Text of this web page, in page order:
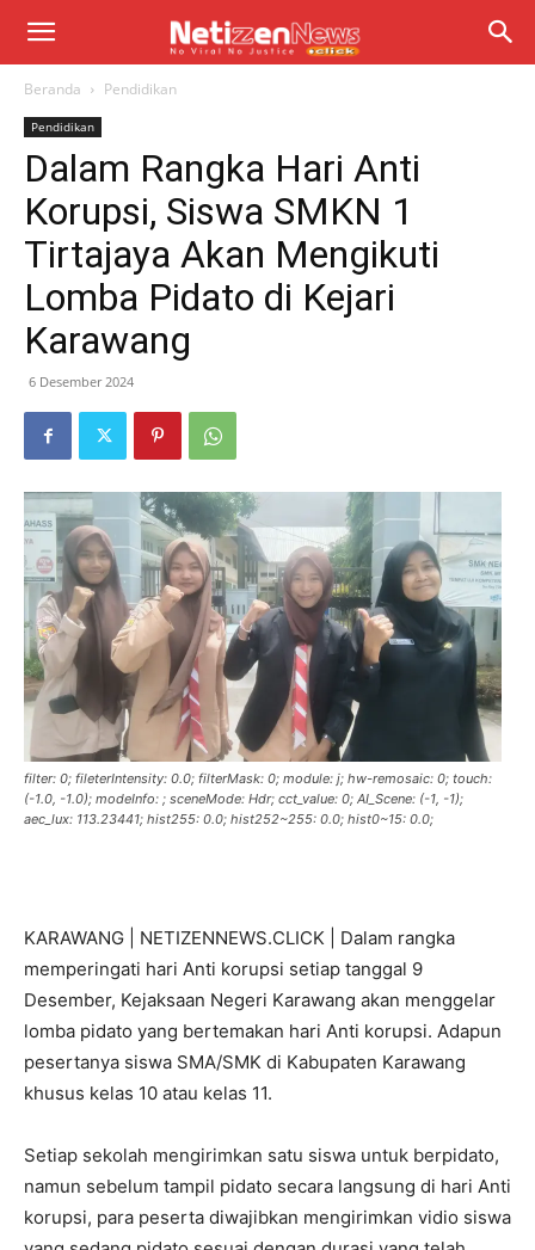
Beranda Pendidikan
Pendidikan
Dalam Rangka Hari Anti
Korupsi, Siswa SMKN 1
Tirtajaya Akan Mengikuti
Lomba Pidato di Kejari
Karawang
6 Desember 2024
filter: 0; fileterIntensity: 0.0; filterMask: 0; module: j; hw-remosaic: 0; touch:
(-1.0, -1.0); modeInfo: ; sceneMode: Hdr; cct_value: 0; AI_Scene: (-1, -1);
aec_lux: 113.23441; hist255: 0.0; hist252~255: 0.0; hist0~15: 0.0;
KARAWANG | NETIZENNEWS.CLICK | Dalam rangka
memperingati hari Anti korupsi setiap tanggal 9
Desember, Kejaksaan Negeri Karawang akan menggelar
lomba pidato yang bertemakan hari Anti korupsi. Adapun
pesertanya siswa SMA/SMK di Kabupaten Karawang
khusus kelas 10 atau kelas 11.
Setiap sekolah mengirimkan satu siswa untuk berpidato,
namun sebelum tampil pidato secara langsung di hari Anti
korupsi, para peserta diwajibkan mengirimkan vidio siswa